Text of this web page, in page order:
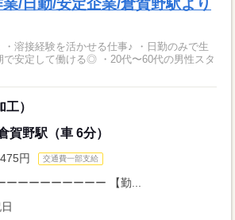
/日勤/安定企業/倉賀野駅より
）
賀野駅（車 6分）
円 交通費一部支給
ーーーーーーーーー 【勤...